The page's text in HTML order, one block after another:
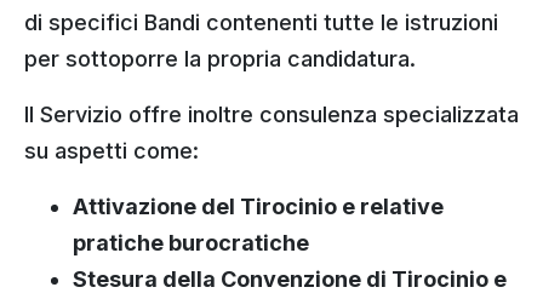
di specifici Bandi contenenti tutte le istruzioni
per sottoporre la propria candidatura.
Il Servizio offre inoltre consulenza specializzata
su aspetti come:
Attivazione del Tirocinio e relative
pratiche burocratiche
Stesura della Convenzione di Tirocinio e